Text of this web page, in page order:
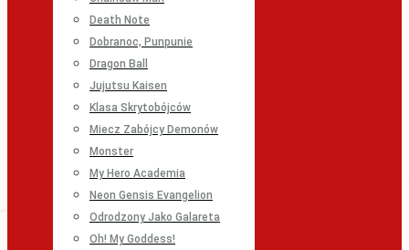
Death Note
Dobranoc, Punpunie
Dragon Ball
Jujutsu Kaisen
Klasa Skrytobójców
Miecz Zabójcy Demonów
Monster
My Hero Academia
Neon Gensis Evangelion
Odrodzony Jako Galareta
Oh! My Goddess!